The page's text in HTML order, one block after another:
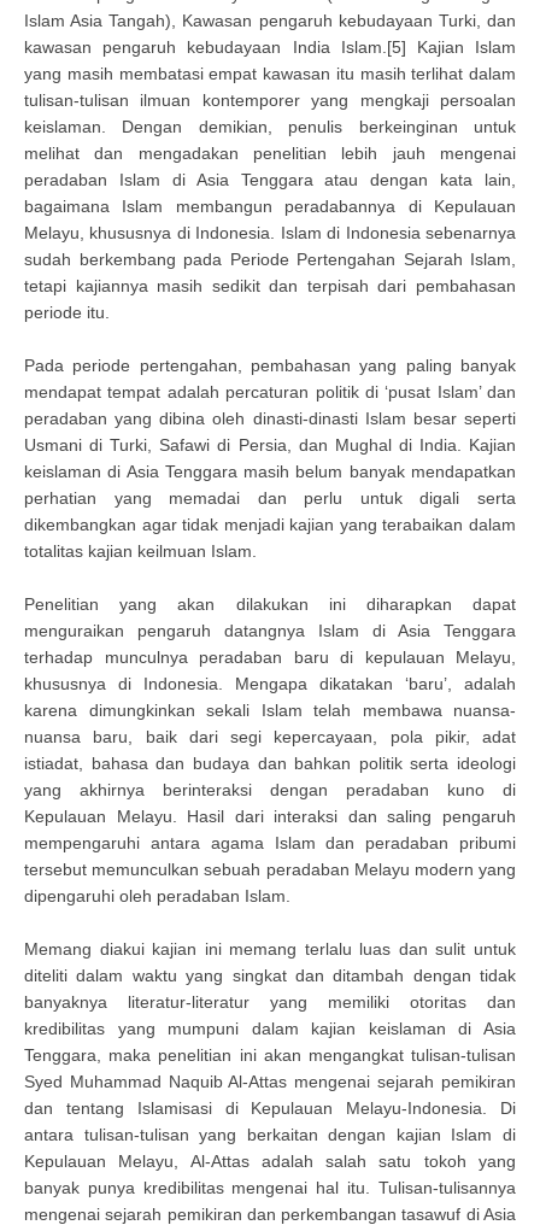
Islam Asia Tangah), Kawasan pengaruh kebudayaan Turki, dan
kawasan pengaruh kebudayaan India Islam.[5] Kajian Islam
yang masih membatasi empat kawasan itu masih terlihat dalam
tulisan-tulisan ilmuan kontemporer yang mengkaji persoalan
keislaman. Dengan demikian, penulis berkeinginan untuk
melihat dan mengadakan penelitian lebih jauh mengenai
peradaban Islam di Asia Tenggara atau dengan kata lain,
bagaimana Islam membangun peradabannya di Kepulauan
Melayu, khususnya di Indonesia. Islam di Indonesia sebenarnya
sudah berkembang pada Periode Pertengahan Sejarah Islam,
tetapi kajiannya masih sedikit dan terpisah dari pembahasan
periode itu.
Pada periode pertengahan, pembahasan yang paling banyak
mendapat tempat adalah percaturan politik di ‘pusat Islam’ dan
peradaban yang dibina oleh dinasti-dinasti Islam besar seperti
Usmani di Turki, Safawi di Persia, dan Mughal di India. Kajian
keislaman di Asia Tenggara masih belum banyak mendapatkan
perhatian yang memadai dan perlu untuk digali serta
dikembangkan agar tidak menjadi kajian yang terabaikan dalam
totalitas kajian keilmuan Islam.
Penelitian yang akan dilakukan ini diharapkan dapat
menguraikan pengaruh datangnya Islam di Asia Tenggara
terhadap munculnya peradaban baru di kepulauan Melayu,
khususnya di Indonesia. Mengapa dikatakan ‘baru’, adalah
karena dimungkinkan sekali Islam telah membawa nuansa-
nuansa baru, baik dari segi kepercayaan, pola pikir, adat
istiadat, bahasa dan budaya dan bahkan politik serta ideologi
yang akhirnya berinteraksi dengan peradaban kuno di
Kepulauan Melayu. Hasil dari interaksi dan saling pengaruh
mempengaruhi antara agama Islam dan peradaban pribumi
tersebut memunculkan sebuah peradaban Melayu modern yang
dipengaruhi oleh peradaban Islam.
Memang diakui kajian ini memang terlalu luas dan sulit untuk
diteliti dalam waktu yang singkat dan ditambah dengan tidak
banyaknya literatur-literatur yang memiliki otoritas dan
kredibilitas yang mumpuni dalam kajian keislaman di Asia
Tenggara, maka penelitian ini akan mengangkat tulisan-tulisan
Syed Muhammad Naquib Al-Attas mengenai sejarah pemikiran
dan tentang Islamisasi di Kepulauan Melayu-Indonesia. Di
antara tulisan-tulisan yang berkaitan dengan kajian Islam di
Kepulauan Melayu, Al-Attas adalah salah satu tokoh yang
banyak punya kredibilitas mengenai hal itu. Tulisan-tulisannya
mengenai sejarah pemikiran dan perkembangan tasawuf di Asia